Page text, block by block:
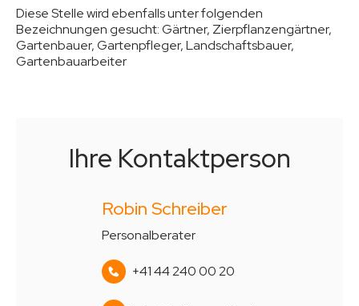
Diese Stelle wird ebenfalls unter folgenden
Bezeichnungen gesucht:Gärtner, Zierpflanzengärtner,
Gartenbauer, Gartenpfleger, Landschaftsbauer,
Gartenbauarbeiter
Ihre Kontaktperson
Robin Schreiber
Personalberater
+41 44 240 00 20